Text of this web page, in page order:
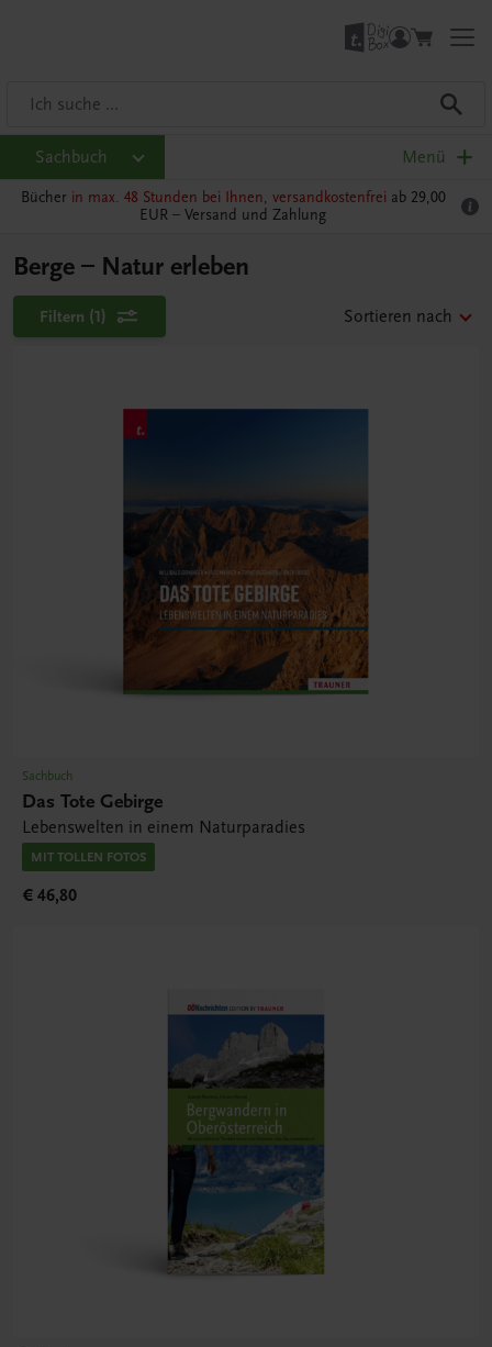
Sachbuch Menü
Bücher in max. 48 Stunden bei Ihnen, versandkostenfrei ab 29,00
EUR – Versand und Zahlung
Berge – Natur erleben
Filtern (1) Sortieren nach
Sachbuch
Das Tote Gebirge
Lebenswelten in einem Naturparadies
MIT TOLLEN FOTOS
€ 46,80